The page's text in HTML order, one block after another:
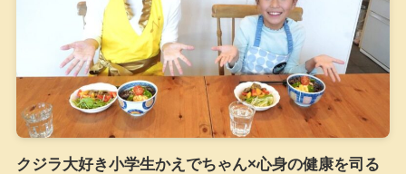
クジラ大好き小学生かえでちゃん×心身の健康を司る